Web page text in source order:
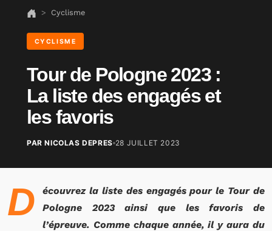
Cyclisme
CYCLISME
Tour de Pologne 2023 :
La liste des engagés et
les favoris
PAR NICOLAS DEPRES 28 JUILLET 2023
D
écouvrez la liste des engagés pour le Tour de
Pologne 2023 ainsi que les favoris de
l’épreuve. Comme chaque année, il y aura du